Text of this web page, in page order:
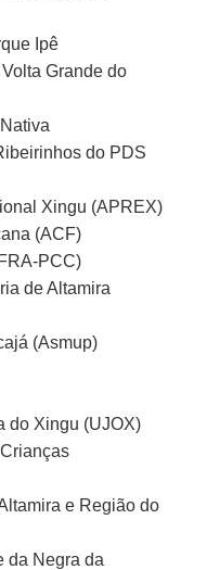
Ipê
Grande do
do PDS
Xingu (APREX)
(ACF)
PCC)
de Altamira
(Asmup)
do Xingu (UJOX)
e Região do
da Negra da